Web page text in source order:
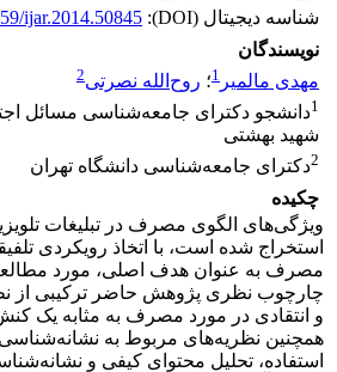
شناسه دیجیتال (DOI):
ijar.2014.50845
نویسندگان
مهدی مالمیر 1؛ روح‌الله نصرتی2
1دانشجو دکترای جامعه‌شناسی مسائل
شهید بهشتی
2دکترای جامعه‌شناسی دانشگاه تهران
چکیده
ویژگی‌های الگوی مصرف در تبلیغات
استخراج شده است، با اتخاذ رویکردی
مصرف به عنوان هدف اصلی، مورد
چارچوب نظری پژوهش حاضر ترکیبی از
و انتقادی در مورد مصرف به مثابه یک
همچنین نظریه‌های مربوط به
استفاده، تحلیل محتوای کیفی و